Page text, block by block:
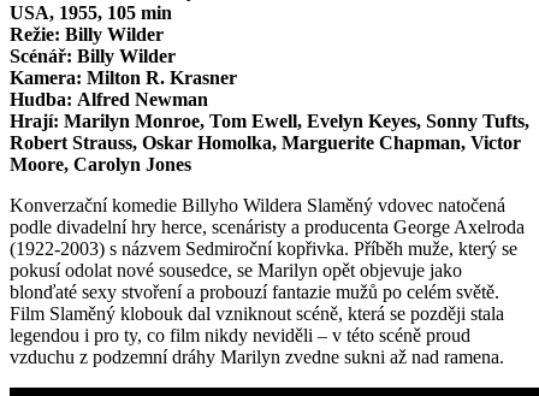
USA, 1955, 105 min
Režie: Billy Wilder
Scénář: Billy Wilder
Kamera: Milton R. Krasner
Hudba: Alfred Newman
Hrají: Marilyn Monroe, Tom Ewell, Evelyn Keyes, Sonny Tufts,
Robert Strauss, Oskar Homolka, Marguerite Chapman, Victor
Moore, Carolyn Jones
Konverzační komedie Billyho Wildera Slaměný vdovec natočená
podle divadelní hry herce, scenáristy a producenta George Axelroda
(1922-2003) s názvem Sedmiroční kopřivka. Příběh muže, který se
pokusí odolat nové sousedce, se Marilyn opět objevuje jako
blonďaté sexy stvoření a probouzí fantazie mužů po celém světě.
Film Slaměný klobouk dal vzniknout scéně, která se později stala
legendou i pro ty, co film nikdy neviděli – v této scéně proud
vzduchu z podzemní dráhy Marilyn zvedne sukni až nad ramena.